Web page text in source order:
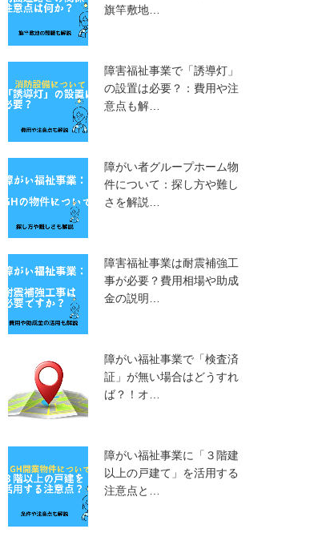
旗竿敷地…
障害福祉事業で「誘導灯」
の設置は必要？：費用や注
意点も解…
障がい者グループホーム物
件について：探し方や難し
さを解説…
障害福祉事業は耐震補強工
事が必要？費用相場や助成
金の説明…
障がい福祉事業で「検査済
証」が無い場合はどうすれ
ば？！オ…
障がい福祉事業に「３階建
以上の戸建て」を活用する
注意点と…